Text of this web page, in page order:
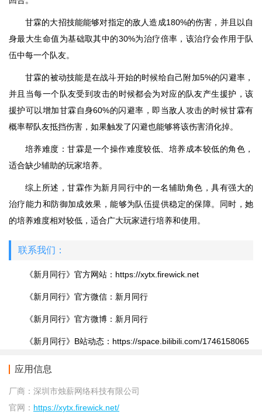
甘霖的大招技能能够对指定的敌人造成180%的伤害，并且以自
身最大生命值为基础取其中的30%为治疗倍率，该治疗会作用于队
伍中每一个队友。
甘霖的被动技能是在战斗开始的时候给自己附加5%的闪避率，
并且当每一个队友受到攻击的时候都会为对应的队友产生援护，该
援护可以增加甘霖自身60%的闪避率，即当敌人攻击的时候甘霖有
概率帮队友抵挡伤害，如果触发了闪避也能够将该伤害消化掉。
培养难度：甘霖是一个操作难度较低、培养成本较低的角色，
适合缺少辅助的玩家培养。
综上所述，甘霖作为新月同行中的一名辅助角色，具有强大的
治疗能力和防御加成效果，能够为队伍提供稳定的保障。同时，她
的培养难度相对较低，适合广大玩家进行培养和使用。
联系我们：
《新月同行》官方网站：https://xytx.firewick.net
《新月同行》官方微信：新月同行
《新月同行》官方微博：新月同行
《新月同行》B站动态：https://space.bilibili.com/1746158065
应用信息
厂商： 深圳市烛薪网络科技有限公司
官网： https://xytx.firewick.net/